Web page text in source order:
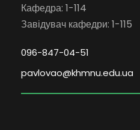
Кафедра: 1-114
Завідувач кафедри: 1-115
096-847-04-51
pavlovao@khmnu.edu.ua